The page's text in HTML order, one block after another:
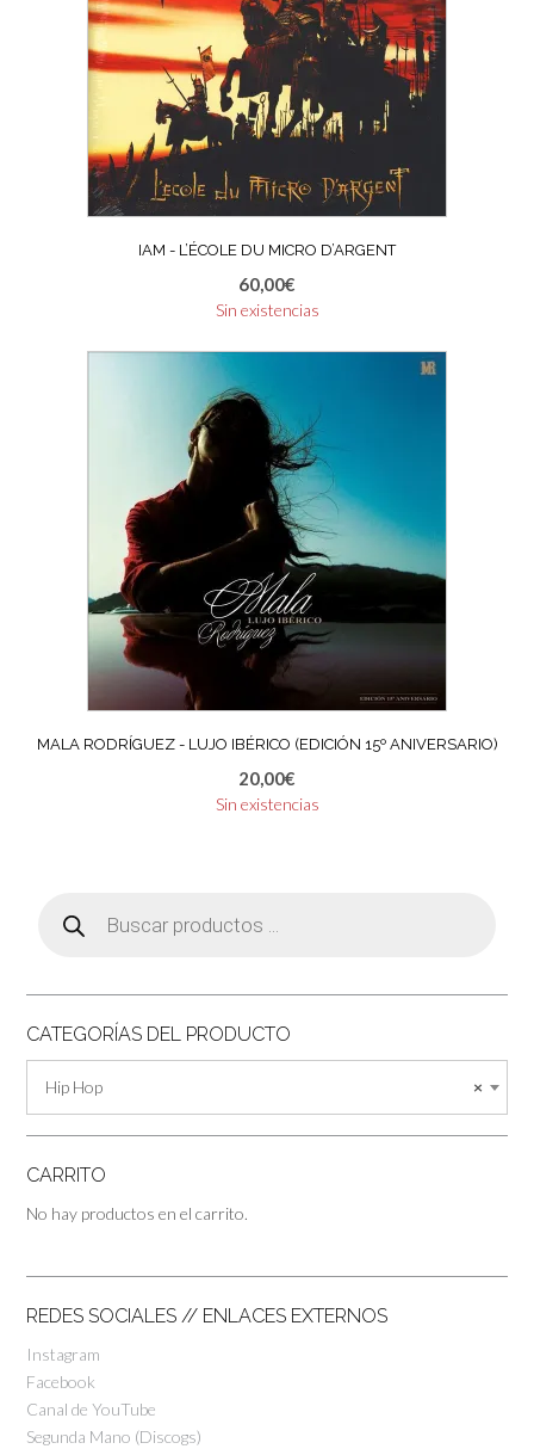
IAM ‎- L’ÉCOLE DU MICRO D’ARGENT
60,00€
Sin existencias
MALA RODRÍGUEZ ‎- LUJO IBÉRICO (EDICIÓN 15º ANIVERSARIO)
20,00€
Sin existencias
productos
CATEGORÍAS DEL PRODUCTO
×
Hip Hop
CARRITO
No hay productos en el carrito.
REDES SOCIALES // ENLACES EXTERNOS
Instagram
Facebook
Canal de YouTube
Segunda Mano (Discogs)